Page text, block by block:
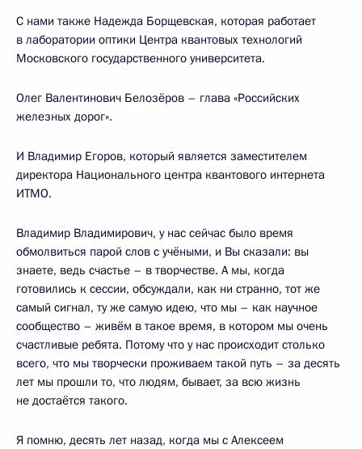
С нами также Надежда Борщевская, которая работает
в лаборатории оптики Центра квантовых технологий
Московского государственного университета.
Олег Валентинович Белозёров – глава «Российских
железных дорог».
И Владимир Егоров, который является заместителем
директора Национального центра квантового интернета
ИТМО.
Владимир Владимирович, у нас сейчас было время
обмолвиться парой слов с учёными, и Вы сказали: вы
знаете, ведь счастье – в творчестве. А мы, когда
готовились к сессии, обсуждали, как ни странно, тот же
самый сигнал, ту же самую идею, что мы – как научное
сообщество – живём в такое время, в котором мы очень
счастливые ребята. Потому что у нас происходит столько
всего, что мы творчески проживаем такой путь – за десять
лет мы прошли то, что людям, бывает, за всю жизнь
не достаётся такого.
Я помню, десять лет назад, когда мы с Алексеем